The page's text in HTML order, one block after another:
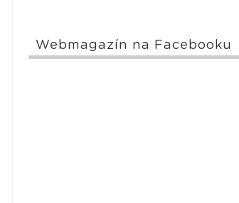
Webmagazín na Facebooku